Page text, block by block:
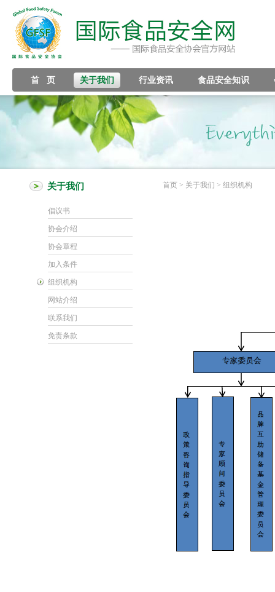
首 页 关于我们 行业资讯 食品安全知识
关于我们
倡议书
协会介绍
协会章程
加入条件
组织机构
网站介绍
联系我们
免责条款
首页> 关于我们 > 组织机构